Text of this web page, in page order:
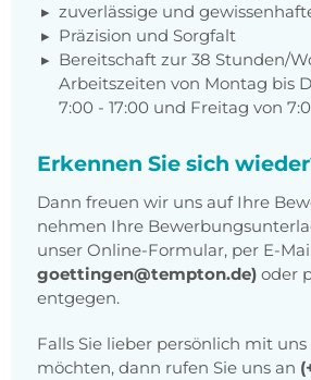
zuverlässige und
Präzision und Sorgfalt
Bereitschaft zur 38 Stunden/
Arbeitszeiten von Montag bis
7:00 - 17:00 und Freitag von
Erkennen Sie sich
Dann freuen wir uns auf Ihre
nehmen Ihre
unser Online-Formular, per E-
goettingen@tempton.de) oder
entgegen.
Falls Sie lieber persönlich mit uns
möchten, dann rufen Sie uns an